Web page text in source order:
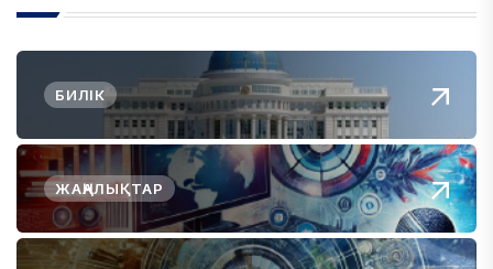
БИЛІК
ЖАҢАЛЫҚТАР